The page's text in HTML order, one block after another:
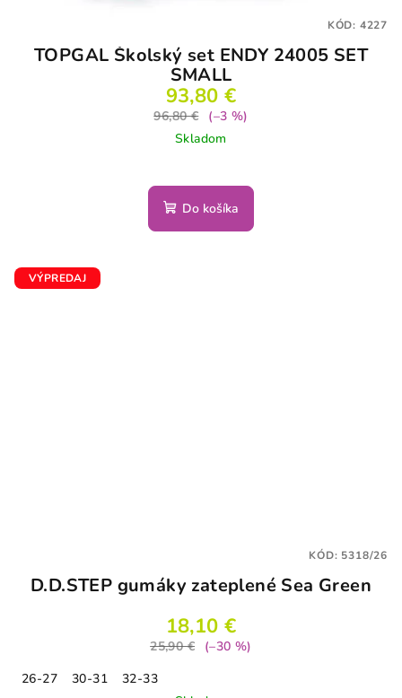
TOPGAL Školský set ENDY 24005 SET
SMALL
93,80 €
96,80 €
(–3 %)
Skladom
Do košíka
KÓD: 4227
VÝPREDAJ
D.D.STEP gumáky zateplené Sea Green
18,10 €
25,90 €
(–30 %)
26-27
30-31
32-33
KÓD: 5318/26